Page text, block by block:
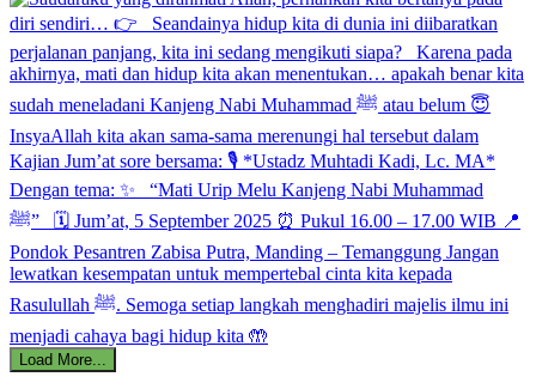
Load More...